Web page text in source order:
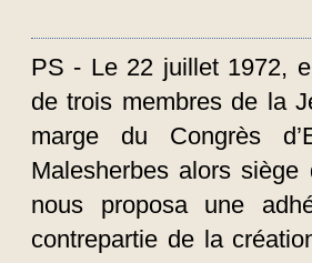
PS - Le 22 juillet 1972,
de trois membres de la
marge du Congrès
Malesherbes alors
nous proposa une
contrepartie de la